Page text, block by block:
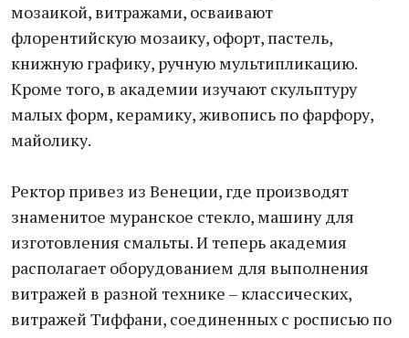
мозаикой, витражами, осваивают
флорентийскую мозаику, офорт, пастель,
книжную графику, ручную мультипликацию.
Кроме того, в академии изучают скульптуру
малых форм, керамику, живопись по фарфору,
майолику.
Ректор привез из Венеции, где производят
знаменитое муранское стекло, машину для
изготовления смальты. И теперь академия
располагает оборудованием для выполнения
витражей в разной технике – классических,
витражей Тиффани, соединенных с росписью по